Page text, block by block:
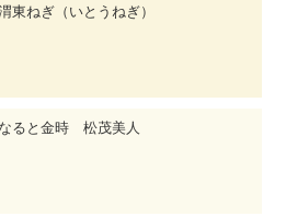
ねぎ（いとうねぎ）
ると金時 松茂美人